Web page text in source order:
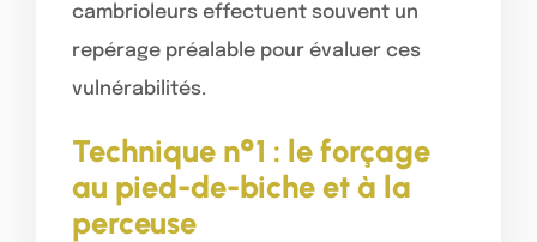
cambrioleurs effectuent souvent un
repérage préalable pour évaluer ces
vulnérabilités.
Technique n°1 : le forçage
au pied-de-biche et à la
perceuse